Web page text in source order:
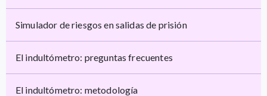
Simulador de riesgos en salidas de prisión
El indultómetro: preguntas frecuentes
El indultómetro: metodología